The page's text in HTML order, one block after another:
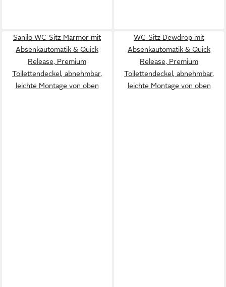
Sanilo WC-Sitz Marmor mit
Absenkautomatik & Quick
Release, Premium
Toilettendeckel, abnehmbar,
leichte Montage von oben
WC-Sitz Dewdrop mit
Absenkautomatik & Quick
Release, Premium
Toilettendeckel, abnehmbar,
leichte Montage von oben